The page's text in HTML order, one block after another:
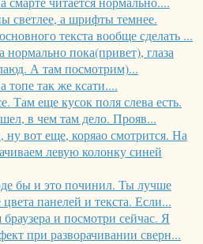
светлее, а шрифты темнее.
текста вообще сделать ...
нормально пока(привет), глаза
А там посмотрим)...
топе так же ксати....
Там еще кусок поля слева есть.
в чем там дело. Прояв...
ну вот еще, коряао смотрится. На
левую колонку синей
бы и это починил. Ты лучше
панелей и текста. Если...
и посмотри сейчас. Я
при разворачивании сверн...